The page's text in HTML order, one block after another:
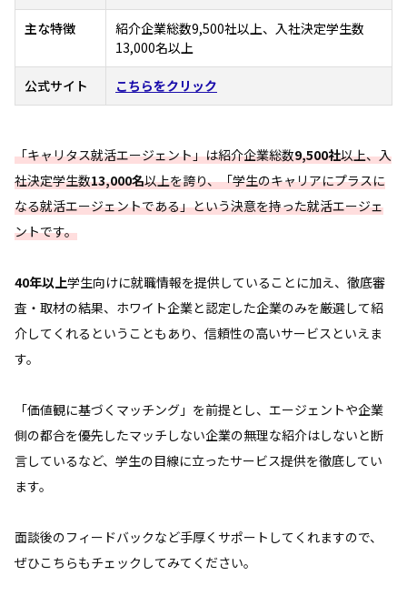
主な特徴
紹介企業総数9,500社以上、入社決定学生数
13,000名以上
公式サイト こちらをクリック
「キャリタス就活エージェント」は紹介企業総数9,500社以上、入
社決定学生数13,000名以上を誇り、「学生のキャリアにプラスに
なる就活エージェントである」という決意を持った就活エージェ
ントです。
40年以上学生向けに就職情報を提供していることに加え、徹底審
査・取材の結果、ホワイト企業と認定した企業のみを厳選して紹
介してくれるということもあり、信頼性の高いサービスといえま
す。
「価値観に基づくマッチング」を前提とし、エージェントや企業
側の都合を優先したマッチしない企業の無理な紹介はしないと断
言しているなど、学生の目線に立ったサービス提供を徹底してい
ます。
面談後のフィードバックなど手厚くサポートしてくれますので、
ぜひこちらもチェックしてみてください。